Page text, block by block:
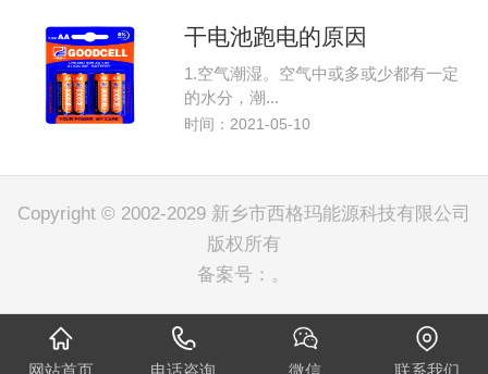
干电池跑电的原因
1.空气潮湿。空气中或多或少都有一定
的水分，潮...
时间：2021-05-10
Copyright © 2002-2029 新乡市西格玛能源科技有限公司
版权所有
备案号： 。
网站首页 电话咨询 微信 联系我们